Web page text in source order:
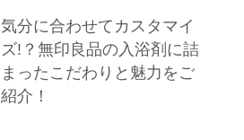
気分に合わせてカスタマイ
ズ!？無印良品の入浴剤に詰
まったこだわりと魅力をご
紹介！